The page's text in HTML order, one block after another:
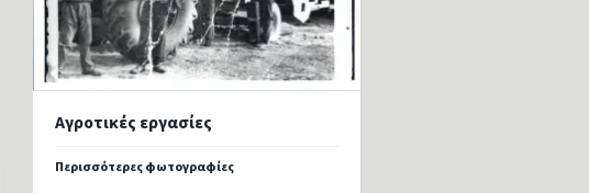
Αγροτικές εργασίες
Περισσότερες φωτογραφίες